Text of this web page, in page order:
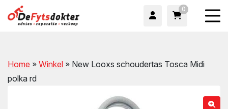
0
Home » Winkel » New Looxs schoudertas Tosca Midi
polka rd